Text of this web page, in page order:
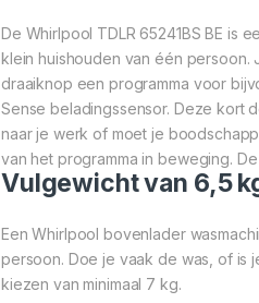
De Whirlpool TDLR 65241BS BE is
klein huishouden van één persoon.
draaiknop een programma voor
Sense beladingssensor. Deze kort
naar je werk of moet je
van het programma in beweging.
Vulgewicht van 6,5
Een Whirlpool bovenlader
persoon. Doe je vaak de was, of is
kiezen van minimaal 7 kg.